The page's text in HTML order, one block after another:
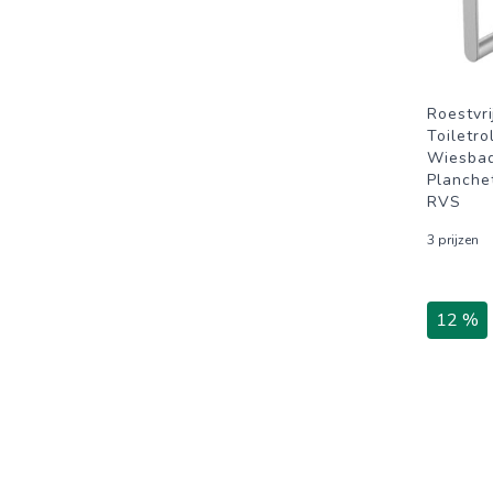
RVS
3 prijzen
12 %